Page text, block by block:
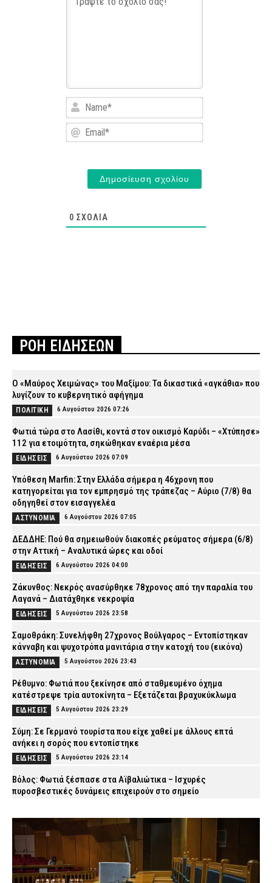
Name*
Email*
0 ΣΧΌΛΙΑ
ΡΟΗ ΕΙΔΗΣΕΩΝ
Ο «Μαύρος Χειμώνας» του Μαξίμου: Τα δικαστικά «αγκάθια» που
λυγίζουν το κυβερνητικό αφήγημα
ΠΟΛΙΤΙΚΗ 6 Αυγούστου 2026 07:26
Φωτιά τώρα στο Λασίθι, κοντά στον οικισμό Καρύδι – «Χτύπησε»
112 για ετοιμότητα, σηκώθηκαν εναέρια μέσα
ΕΙΔΗΣΕΙΣ 6 Αυγούστου 2026 07:09
Υπόθεση Marfin: Στην Ελλάδα σήμερα η 46χρονη που
κατηγορείται για τον εμπρησμό της τράπεζας – Αύριο (7/8) θα
οδηγηθεί στον εισαγγελέα
ΑΣΤΥΝΟΜΙΑ 6 Αυγούστου 2026 07:05
ΔΕΔΔΗΕ: Πού θα σημειωθούν διακοπές ρεύματος σήμερα (6/8)
στην Αττική – Αναλυτικά ώρες και οδοί
ΕΙΔΗΣΕΙΣ 6 Αυγούστου 2026 04:00
Ζάκυνθος: Νεκρός ανασύρθηκε 78χρονος από την παραλία του
Λαγανά – Διατάχθηκε νεκροψία
ΕΙΔΗΣΕΙΣ 5 Αυγούστου 2026 23:58
Σαμοθράκη: Συνελήφθη 27χρονος Βούλγαρος – Εντοπίστηκαν
κάνναβη και ψυχοτρόπα μανιτάρια στην κατοχή του (εικόνα)
ΑΣΤΥΝΟΜΙΑ 5 Αυγούστου 2026 23:43
Ρέθυμνο: Φωτιά που ξεκίνησε από σταθμευμένο όχημα
κατέστρεψε τρία αυτοκίνητα – Εξετάζεται βραχυκύκλωμα
ΕΙΔΗΣΕΙΣ 5 Αυγούστου 2026 23:29
Σύμη: Σε Γερμανό τουρίστα που είχε χαθεί με άλλους επτά
ανήκει η σορός που εντοπίστηκε
ΕΙΔΗΣΕΙΣ 5 Αυγούστου 2026 23:14
Βόλος: Φωτιά ξέσπασε στα Αϊβαλιώτικα – Ισχυρές
πυροσβεστικές δυνάμεις επιχειρούν στο σημείο
Σοκαριστικό βίντεο από την Ταϊλάνδη: Κεραυνός σκότωσε
24χρονο ποδοσφαιριστή κατά τη διάρκεια αγώνα
ΔΙΕΘΝΗ
Ψάθα: Αυτός είναι ο Έλληνας χειριστής που σκοτώθηκε από τη